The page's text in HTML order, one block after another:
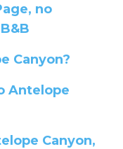
no
Canyon?
Antelope
Canyon,